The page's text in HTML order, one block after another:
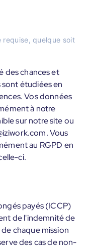
requise, quelque soit
des chances et
sont étudiées en
Vos données
à notre
sur notre site ou
Vous
au RGPD en
ci.
payés (ICCP)
de l'indemnité de
chaque mission
des cas de non-